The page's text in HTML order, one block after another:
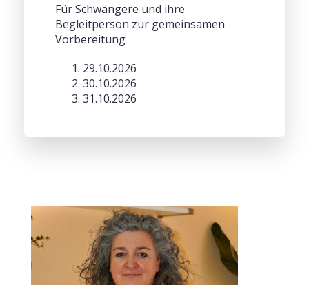
Für Schwangere und ihre
Begleitperson zur gemeinsamen
Vorbereitung
29.10.2026
30.10.2026
31.10.2026